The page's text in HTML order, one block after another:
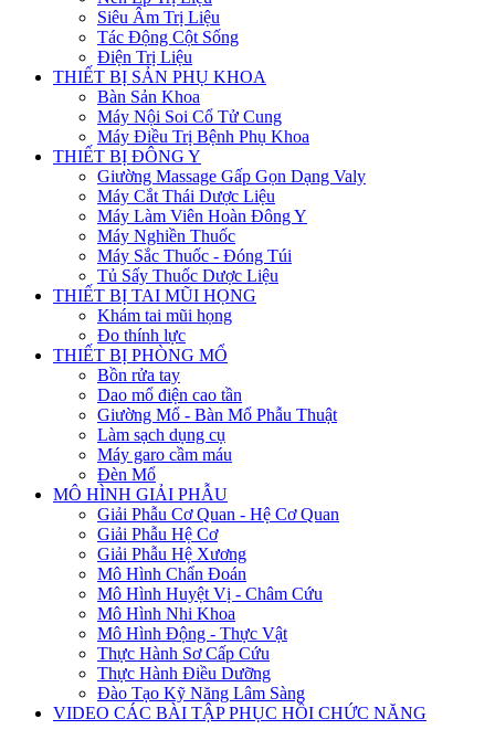
Siêu Âm Trị Liệu
Tác Động Cột Sống
Điện Trị Liệu
THIẾT BỊ SẢN PHỤ KHOA
Bàn Sản Khoa
Máy Nội Soi Cổ Tử Cung
Máy Điều Trị Bệnh Phụ Khoa
THIẾT BỊ ĐÔNG Y
Giường Massage Gấp Gọn Dạng Valy
Máy Cắt Thái Dược Liệu
Máy Làm Viên Hoàn Đông Y
Máy Nghiền Thuốc
Máy Sắc Thuốc - Đóng Túi
Tủ Sấy Thuốc Dược Liệu
THIẾT BỊ TAI MŨI HỌNG
Khám tai mũi họng
Đo thính lực
THIẾT BỊ PHÒNG MỔ
Bồn rửa tay
Dao mổ điện cao tần
Giường Mổ - Bàn Mổ Phẫu Thuật
Làm sạch dụng cụ
Máy garo cầm máu
Đèn Mổ
MÔ HÌNH GIẢI PHẪU
Giải Phẫu Cơ Quan - Hệ Cơ Quan
Giải Phẫu Hệ Cơ
Giải Phẫu Hệ Xương
Mô Hình Chẩn Đoán
Mô Hình Huyệt Vị - Châm Cứu
Mô Hình Nhi Khoa
Mô Hình Động - Thực Vật
Thực Hành Sơ Cấp Cứu
Thực Hành Điều Dưỡng
Đào Tạo Kỹ Năng Lâm Sàng
VIDEO CÁC BÀI TẬP PHỤC HỒI CHỨC NĂNG